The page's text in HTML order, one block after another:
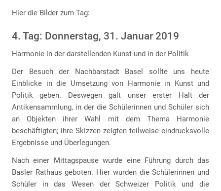
Hier die Bilder zum Tag:
4. Tag: Donnerstag, 31. Januar 2019
Harmonie in der darstellenden Kunst und in der Politik
Der Besuch der Nachbarstadt Basel sollte uns heute
Einblicke in die Umsetzung von Harmonie in Kunst und
Politik geben. Deswegen galt unser erster Halt der
Antikensammlung, in der die Schülerinnen und Schüler sich
an Objekten ihrer Wahl mit dem Thema Harmonie
beschäftigten; ihre Skizzen zeigten teilweise eindrucksvolle
Ergebnisse und Überlegungen.
Nach einer Mittagspause wurde eine Führung durch das
Basler Rathaus geboten. Hier wurden die Schülerinnen und
Schüler in das Wesen der Schweizer Politik und die